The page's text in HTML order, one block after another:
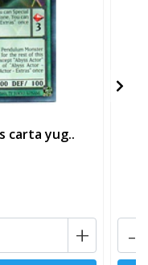
carta yug..
+ -